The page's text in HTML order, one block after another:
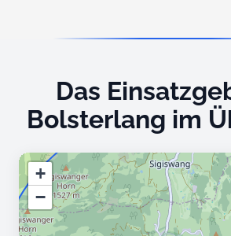
Das
Bolsterlang im
+
−